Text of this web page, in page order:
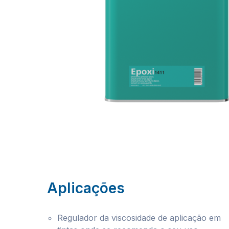
Aplicações
Regulador da viscosidade de aplicação em